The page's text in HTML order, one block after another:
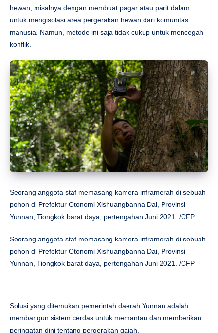
hewan, misalnya dengan membuat pagar atau parit dalam
untuk mengisolasi area pergerakan hewan dari komunitas
manusia. Namun, metode ini saja tidak cukup untuk mencegah
konflik.
Seorang anggota staf memasang kamera inframerah di sebuah
pohon di Prefektur Otonomi Xishuangbanna Dai, Provinsi
Yunnan, Tiongkok barat daya, pertengahan Juni 2021. /CFP
Seorang anggota staf memasang kamera inframerah di sebuah
pohon di Prefektur Otonomi Xishuangbanna Dai, Provinsi
Yunnan, Tiongkok barat daya, pertengahan Juni 2021. /CFP
Solusi yang ditemukan pemerintah daerah Yunnan adalah
membangun sistem cerdas untuk memantau dan memberikan
peringatan dini tentang pergerakan gajah.